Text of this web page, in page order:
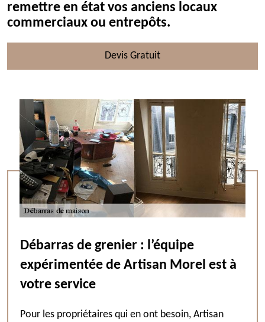
remettre en état vos anciens locaux
commerciaux ou entrepôts.
Devis Gratuit
Débarras de grenier : l’équipe
expérimentée de Artisan Morel est à
votre service
Pour les propriétaires qui en ont besoin, Artisan